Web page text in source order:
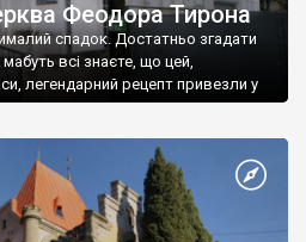
Феодора Тирона
спадок. Достатньо згадати
всі знаєте, що цей,
легендарний рецепт привезли у